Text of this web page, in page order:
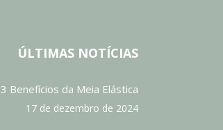
ÚLTIMAS NOTÍCIAS
3 Benefícios da Meia Elástica
17 de dezembro de 2024